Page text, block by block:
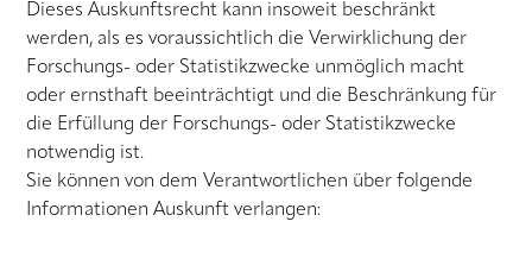
Dieses Auskunftsrecht kann insoweit beschränkt
werden, als es voraussichtlich die Verwirklichung der
Forschungs- oder Statistikzwecke unmöglich macht
oder ernsthaft beeinträchtigt und die Beschränkung für
die Erfüllung der Forschungs- oder Statistikzwecke
notwendig ist.
Sie können von dem Verantwortlichen über folgende
Informationen Auskunft verlangen: